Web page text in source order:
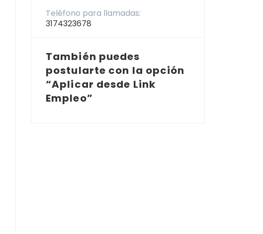
Teléfono para llamadas:
3174323678
También puedes
postularte con la opción
“Aplicar desde Link
Empleo”